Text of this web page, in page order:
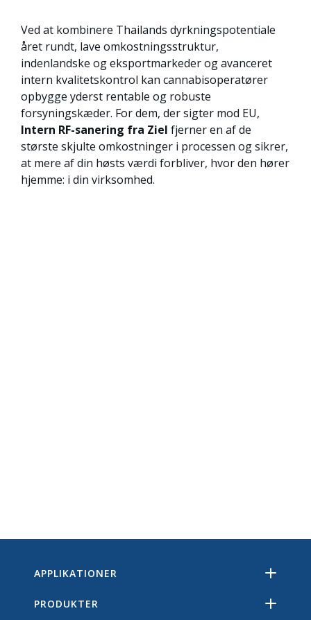
Ved at kombinere Thailands dyrkningspotentiale
året rundt, lave omkostningsstruktur,
indenlandske og eksportmarkeder og avanceret
intern kvalitetskontrol kan cannabisoperatører
opbygge yderst rentable og robuste
forsyningskæder. For dem, der sigter mod EU,
Intern RF-sanering fra Ziel fjerner en af de
største skjulte omkostninger i processen og sikrer,
at mere af din høsts værdi forbliver, hvor den hører
hjemme: i din virksomhed.
APPLIKATIONER
PRODUKTER